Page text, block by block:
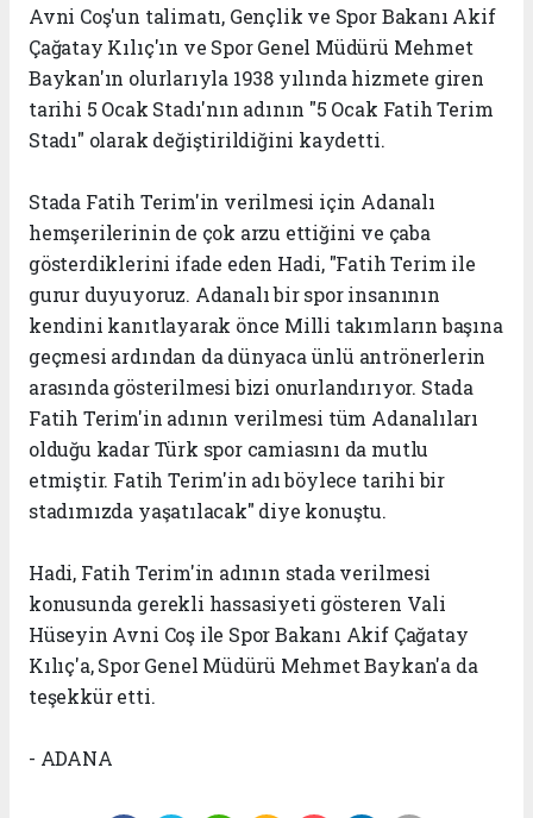
Avni Coş'un talimatı, Gençlik ve Spor Bakanı Akif
Çağatay Kılıç'ın ve Spor Genel Müdürü Mehmet
Baykan'ın olurlarıyla 1938 yılında hizmete giren
tarihi 5 Ocak Stadı'nın adının "5 Ocak Fatih Terim
Stadı" olarak değiştirildiğini kaydetti.
Stada Fatih Terim'in verilmesi için Adanalı
hemşerilerinin de çok arzu ettiğini ve çaba
gösterdiklerini ifade eden Hadi, "Fatih Terim ile
gurur duyuyoruz. Adanalı bir spor insanının
kendini kanıtlayarak önce Milli takımların başına
geçmesi ardından da dünyaca ünlü antrönerlerin
arasında gösterilmesi bizi onurlandırıyor. Stada
Fatih Terim'in adının verilmesi tüm Adanalıları
olduğu kadar Türk spor camiasını da mutlu
etmiştir. Fatih Terim'in adı böylece tarihi bir
stadımızda yaşatılacak" diye konuştu.
Hadi, Fatih Terim'in adının stada verilmesi
konusunda gerekli hassasiyeti gösteren Vali
Hüseyin Avni Coş ile Spor Bakanı Akif Çağatay
Kılıç'a, Spor Genel Müdürü Mehmet Baykan'a da
teşekkür etti.
- ADANA